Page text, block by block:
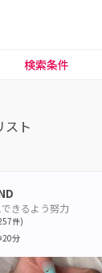
検索条件
スト
きるよう努力
件)
20分